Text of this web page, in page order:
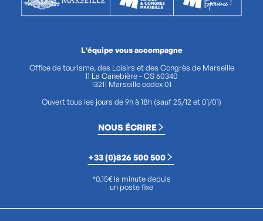
L'équipe vous accompagne
Office de tourisme, des Loisirs et des Congrès de Marseille
11 La Canebière - CS 60340
13211 Marseille cedex 01
Ouvert tous les jours de 9h à 18h (sauf 25/12 et 01/01)
NOUS ÉCRIRE
+33 (0)826 500 500
*0,15€ la minute depuis
un poste fixe